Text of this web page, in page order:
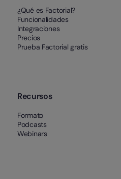
¿Qué es Factorial?
Funcionalidades
Integraciones
Precios
Prueba Factorial gratis
Recursos
Formato
Podcasts
Webinars